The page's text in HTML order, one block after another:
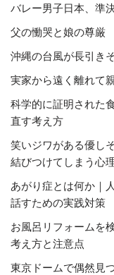
バレー男子日本、準
父の慟哭と娘の尊厳
沖縄の台風が長引き
実家から遠く離れて
科学的に証明された
直す考え方
笑いジワがある優し
結びつけてしまう心
あがり症とは何か｜
話すための実践対策
お風呂リフォームを
考え方と注意点
東京ドームで偶然見